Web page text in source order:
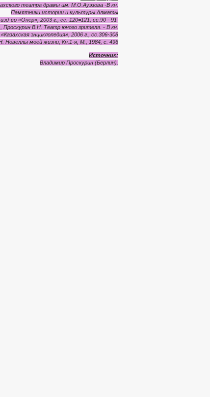
театра драмы им. М.О.Ауэзова -В кн.
Памятники истории и культуры Алматы
во «Онер», 2003 г., сс. 120=121, сс.90 - 91
Проскурин В.Н. Театр юного зрителя. - В кн.
энциклопедия», 2006 г., сс.306-308
моей жизни, Кн.1-я, М., 1984, с. 496
Источник:
Владимир Проскурин (Берлин).